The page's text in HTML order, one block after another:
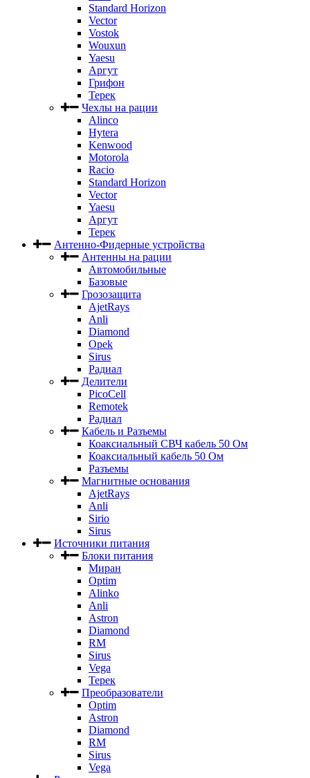
Standard Horizon
Vector
Vostok
Wouxun
Yaesu
Аргут
Грифон
Терек
Чехлы на рации
Alinco
Hytera
Kenwood
Motorola
Racio
Standard Horizon
Vector
Yaesu
Аргут
Терек
Антенно-Фидерные устройства
Антенны на рации
Автомобильные
Базовые
Грозозащита
AjetRays
Anli
Diamond
Opek
Sirus
Радиал
Делители
PicoCell
Remotek
Радиал
Кабель и Разъемы
Коаксиальный СВЧ кабель 50 Ом
Коаксиальный кабель 50 Ом
Разъемы
Магнитные основания
AjetRays
Anli
Sirio
Sirus
Источники питания
Блоки питания
Миран
Optim
Alinko
Anli
Astron
Diamond
RM
Sirus
Vega
Терек
Преобразователи
Optim
Astron
Diamond
RM
Sirus
Vega